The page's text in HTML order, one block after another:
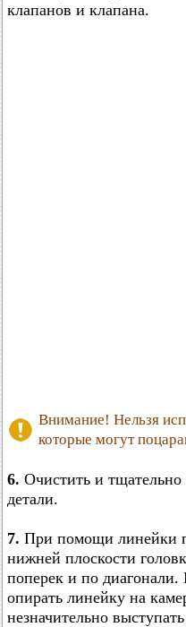
клапанов и клапана.
Внимание! Нельзя
которые могут
6. Очистить и
детали.
7. При помощи линейки
нижней плоскости
поперек и по
опирать линейку на
незначительно